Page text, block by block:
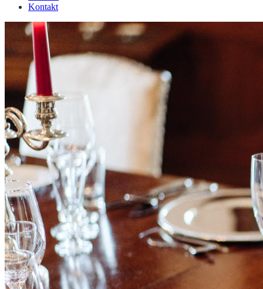
Kontakt